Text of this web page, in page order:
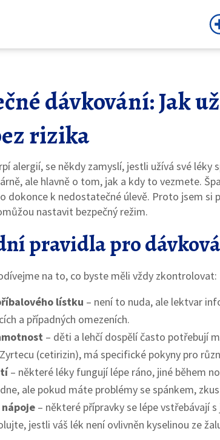
dávkování: Jak
rizika
alergií, se někdy zamyslí, jestli užívá své léky
ale hlavně o tom, jak a kdy to vezmete.
dokonce k nedostatečné úlevě. Proto jsem si
nastavit bezpečný režim.
pravidla pro
na to, co byste měli vždy zkontrolovat:
lístku – není to nuda, ale lektvar
a případných omezeních.
– děti a lehčí dospělí často potřebují
(cetirizin), má specifické pokyny pro
– některé léky fungují lépe ráno, jiné během
ale pokud máte problémy se spánkem,
– některé přípravky se lépe vstřebávají
jestli váš lék není ovlivněn kyselinou ze